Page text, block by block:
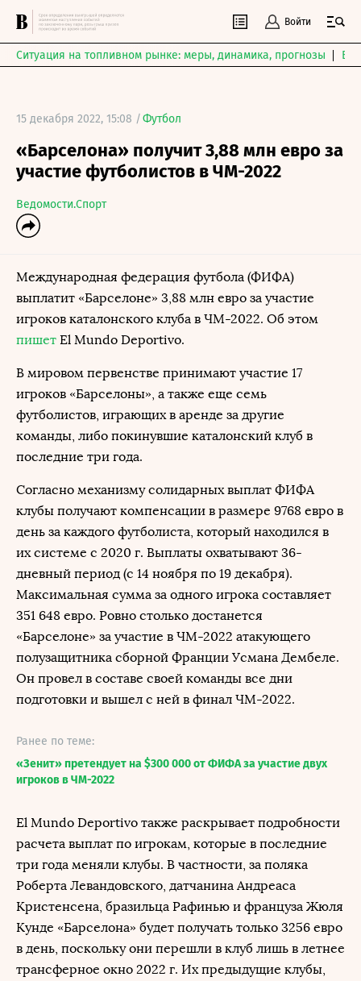
Войти
Ситуация на топливном рынке: меры, динамика, прогнозы
15 декабря 2022, 15:08 /Футбол
«Барселона» получит 3,88 млн евро за
участие футболистов в ЧМ-2022
Ведомости.Спорт
Международная федерация футбола (ФИФА)
выплатит «Барселоне» 3,88 млн евро за участие
игроков каталонского клуба в ЧМ-2022. Об этом
пишет El Mundo Deportivo.
В мировом первенстве принимают участие 17
игроков «Барселоны», а также еще семь
футболистов, играющих в аренде за другие
команды, либо покинувшие каталонский клуб в
последние три года.
Согласно механизму солидарных выплат ФИФА
клубы получают компенсации в размере 9768 евро в
день за каждого футболиста, который находился в
их системе с 2020 г. Выплаты охватывают 36-
дневный период (с 14 ноября по 19 декабря).
Максимальная сумма за одного игрока составляет
351 648 евро. Ровно столько достанется
«Барселоне» за участие в ЧМ-2022 атакующего
полузащитника сборной Франции Усмана Дембеле.
Он провел в составе своей команды все дни
подготовки и вышел с ней в финал ЧМ-2022.
Ранее по теме:
«Зенит» претендует на $300 000 от ФИФА за участие двух
игроков в ЧМ-2022
El Mundo Deportivo также раскрывает подробности
расчета выплат по игрокам, которые в последние
три года меняли клубы. В частности, за поляка
Роберта Левандовского, датчанина Андреаса
Кристенсена, бразильца Рафинью и француза Жюля
Кунде «Барселона» будет получать только 3256 евро
в день, поскольку они перешли в клуб лишь в летнее
трансферное окно 2022 г. Их предыдущие клубы,